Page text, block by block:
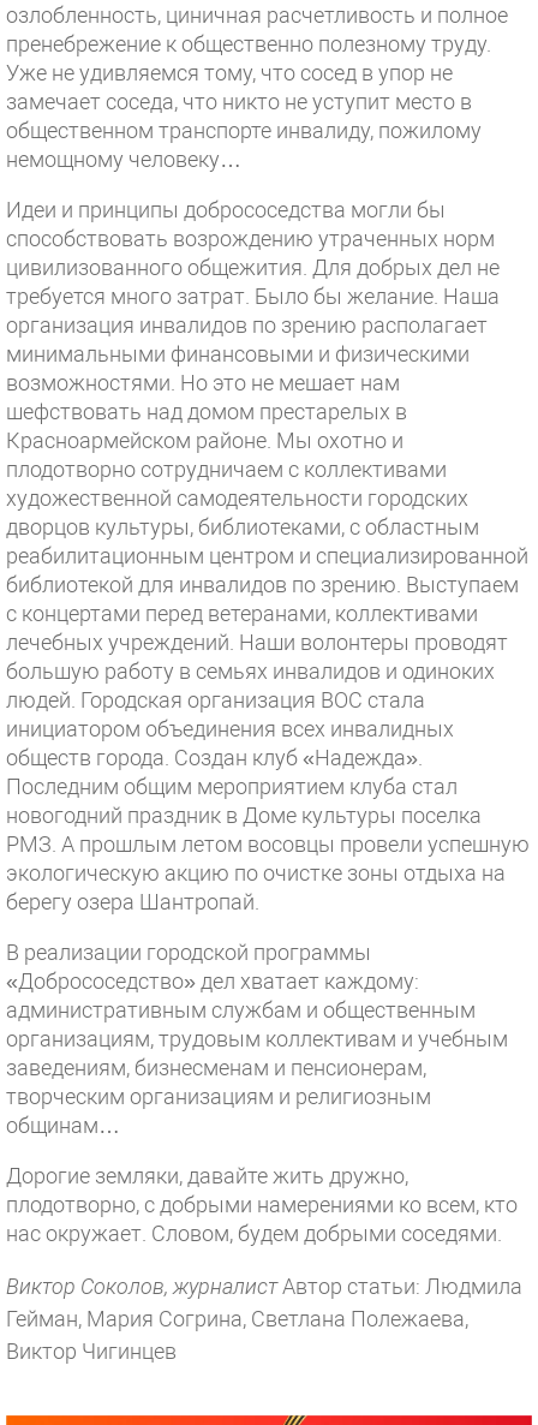
озлобленность, циничная расчетливость и полное
пренебрежение к общественно полезному труду.
Уже не удивляемся тому, что сосед в упор не
замечает соседа, что никто не уступит место в
общественном транспорте инвалиду, пожилому
немощному человеку…
Идеи и принципы добрососедства могли бы
способствовать возрождению утраченных норм
цивилизованного общежития. Для добрых дел не
требуется много затрат. Было бы желание. Наша
организация инвалидов по зрению располагает
минимальными финансовыми и физическими
возможностями. Но это не мешает нам
шефствовать над домом престарелых в
Красноармейском районе. Мы охотно и
плодотворно сотрудничаем с коллективами
художественной самодеятельности городских
дворцов культуры, библиотеками, с областным
реабилитационным центром и специализированной
библиотекой для инвалидов по зрению. Выступаем
с концертами перед ветеранами, коллективами
лечебных учреждений. Наши волонтеры проводят
большую работу в семьях инвалидов и одиноких
людей. Городская организация ВОС стала
инициатором объединения всех инвалидных
обществ города. Создан клуб «Надежда».
Последним общим мероприятием клуба стал
новогодний праздник в Доме культуры поселка
РМЗ. А прошлым летом восовцы провели успешную
экологическую акцию по очистке зоны отдыха на
берегу озера Шантропай.
В реализации городской программы
«Добрососедство» дел хватает каждому:
административным службам и общественным
организациям, трудовым коллективам и учебным
заведениям, бизнесменам и пенсионерам,
творческим организациям и религиозным
общинам…
Дорогие земляки, давайте жить дружно,
плодотворно, с добрыми намерениями ко всем, кто
нас окружает. Словом, будем добрыми соседями.
Виктор Соколов, журналистАвтор статьи: Людмила
Гейман, Мария Согрина, Светлана Полежаева,
Виктор Чигинцев